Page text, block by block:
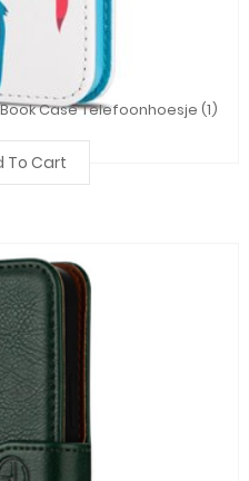
Case Telefoonhoesje (1)
To Cart